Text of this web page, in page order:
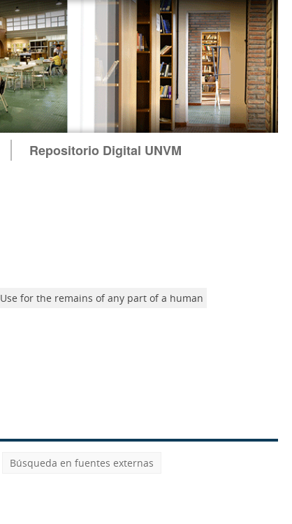
Repositorio Digital UNVM
Use for the remains of any part of a human
Búsqueda en fuentes externas